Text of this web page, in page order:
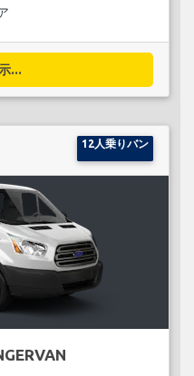
...
12人乗りバン